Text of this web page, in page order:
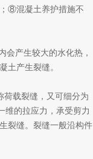
⑧混凝土养护措施不
产生较大的水化热，
土产生裂缝。
载裂缝，又可细分为
维的拉应力，承受剪力
裂缝。裂缝一般沿构件